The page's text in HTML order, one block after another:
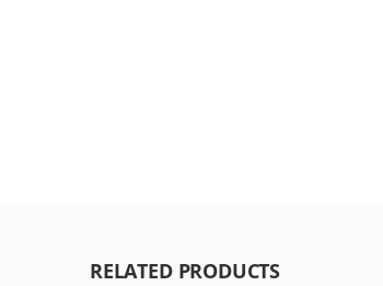
RELATED PRODUCTS